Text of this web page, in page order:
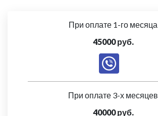
При оплате 1-го месяца
45000 руб.
При оплате 3-х месяцев
40000 руб.